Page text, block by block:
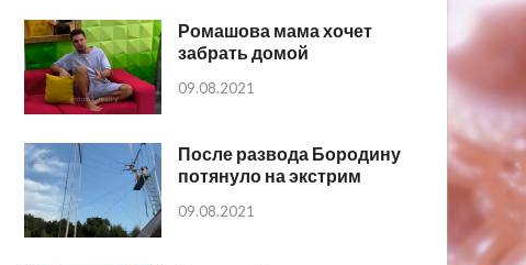
Ромашова мама хочет
забрать домой
09.08.2021
После развода Бородину
потянуло на экстрим
09.08.2021